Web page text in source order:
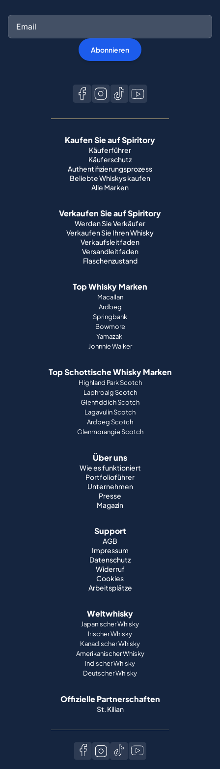
Abonnieren
Kaufen Sie auf Spiritory
Käuferführer
Käuferschutz
Authentifizierungsprozess
Beliebte Whiskys kaufen
Alle Marken
Verkaufen Sie auf Spiritory
Werden Sie Verkäufer
Verkaufen Sie Ihren Whisky
Verkaufsleitfaden
Versandleitfaden
Flaschenzustand
Top Whisky Marken
Macallan
Ardbeg
Springbank
Bowmore
Yamazaki
Johnnie Walker
Top Schottische Whisky Marken
Highland Park Scotch
Laphroaig Scotch
Glenfiddich Scotch
Lagavulin Scotch
Ardbeg Scotch
Glenmorangie Scotch
Über uns
Wie es funktioniert
Portfolioführer
Unternehmen
Presse
Magazin
Support
AGB
Impressum
Datenschutz
Widerruf
Cookies
Arbeitsplätze
Weltwhisky
Japanischer Whisky
Irischer Whisky
Kanadischer Whisky
Amerikanischer Whisky
Indischer Whisky
Deutscher Whisky
Offizielle Partnerschaften
St. Kilian